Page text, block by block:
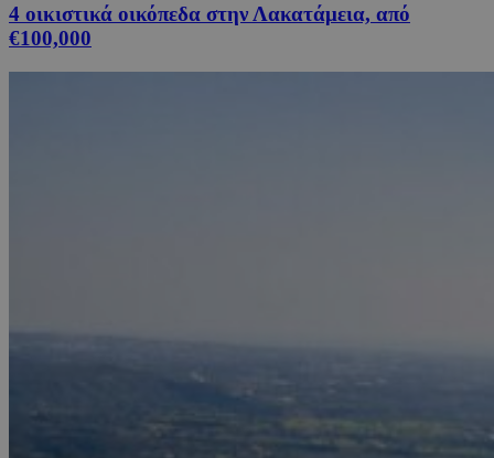
4 οικιστικά οικόπεδα στην Λακατάμεια, από
€100,000